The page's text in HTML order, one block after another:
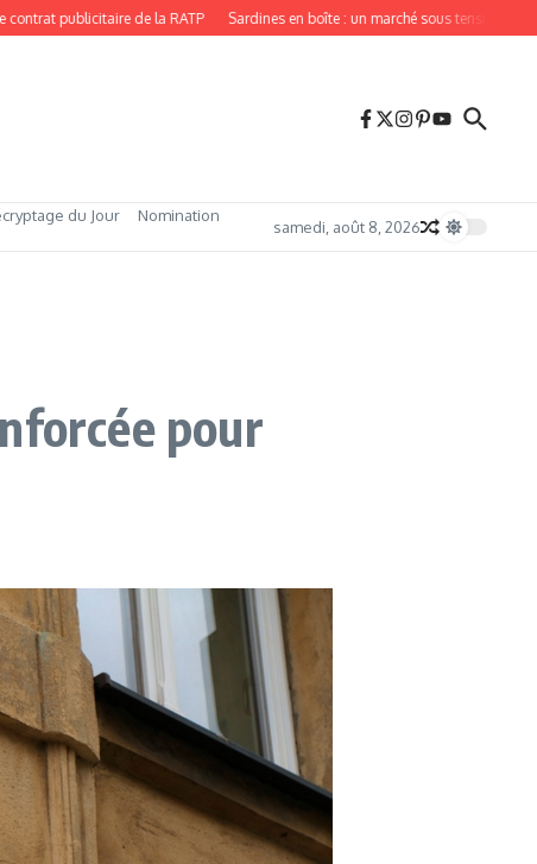
publicitaire de la RATP Sardines en boîte : un marché sous tension, porté par
du Jour
Nomination
samedi, août 8, 2026
pour